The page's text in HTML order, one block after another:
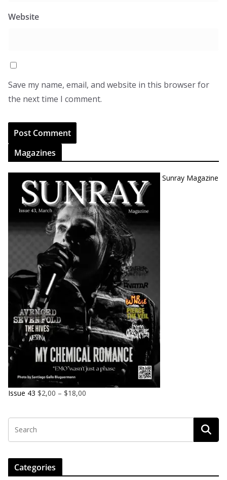
Website
Save my name, email, and website in this browser for
the next time I comment.
Magazines
Sunray Magazine
Issue 43 $2,00 – $18,00
Categories